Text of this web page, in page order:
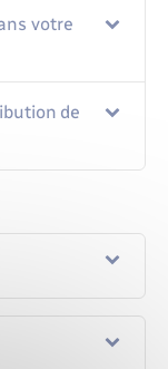
votre
de